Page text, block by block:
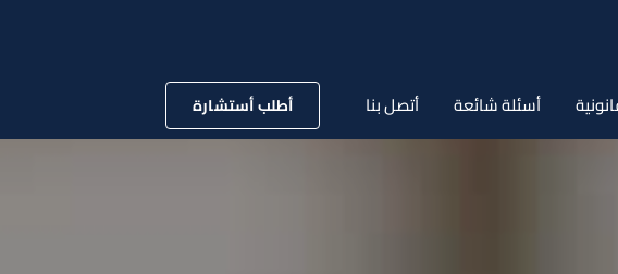
أسئلة شائعة أتصل بنا أطلب أستشارة